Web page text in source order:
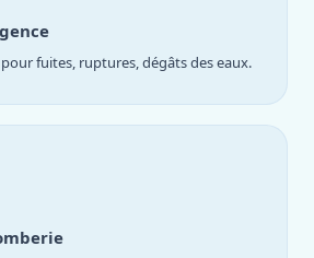
fuites, ruptures, dégâts des eaux.